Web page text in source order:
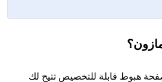
هبوط قابلة للتخصيص تتيح لك